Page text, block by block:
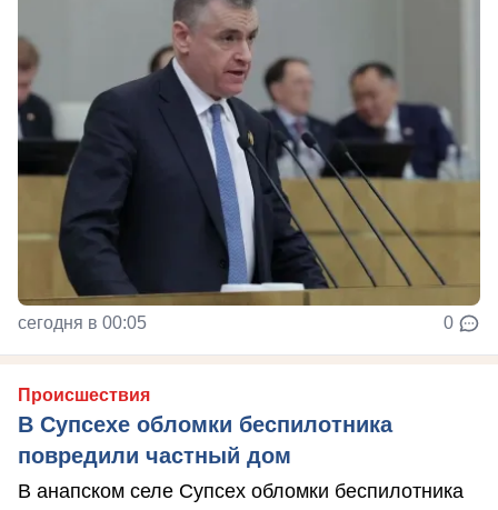
сегодня в 00:05 0
Происшествия
В Супсехе обломки беспилотника
повредили частный дом
В анапском селе Супсех обломки беспилотника